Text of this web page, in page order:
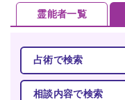
霊能者一覧
占術で検索
相談内容で検索